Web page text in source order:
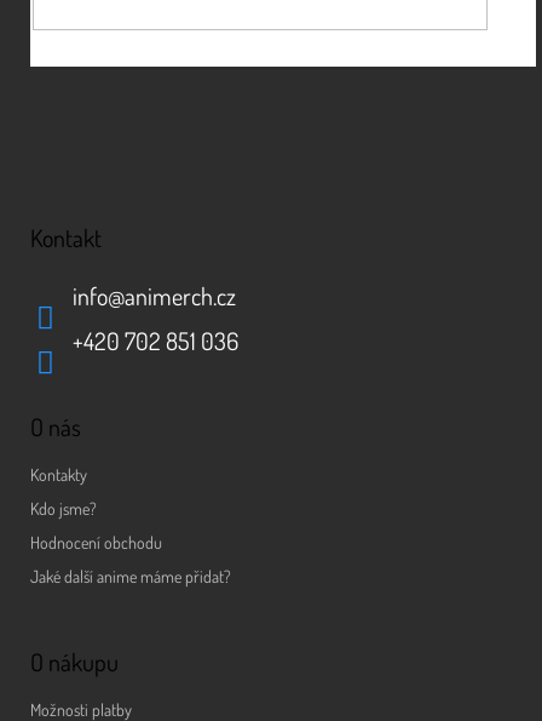
Kontakt
info@animerch.cz
+420 702 851 036
O nás
Kontakty
Kdo jsme?
Hodnocení obchodu
Jaké další anime máme přidat?
O nákupu
Možnosti platby